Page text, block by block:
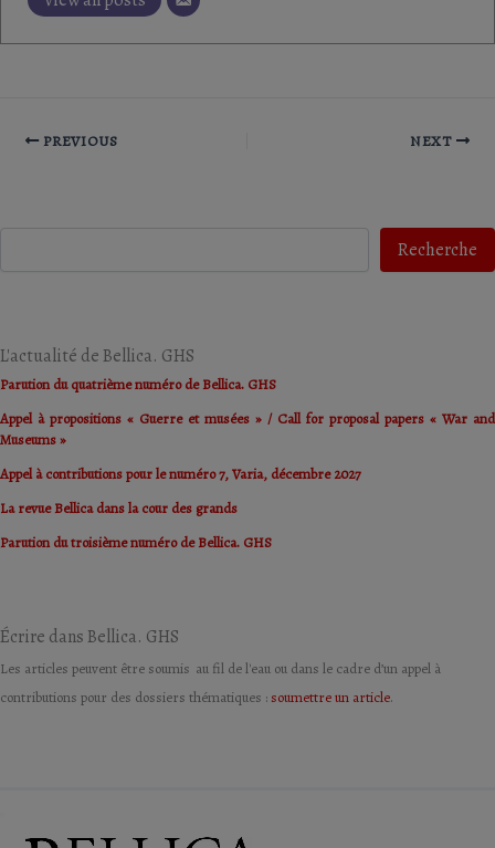
PREVIOUS NEXT
Recherche
L'actualité de Bellica. GHS
Parution du quatrième numéro de Bellica. GHS
Appel à propositions « Guerre et musées » / Call for proposal papers « War and
Museums »
Appel à contributions pour le numéro 7, Varia, décembre 2027
La revue Bellica dans la cour des grands
Parution du troisième numéro de Bellica. GHS
Écrire dans Bellica. GHS
Les articles peuvent être soumis au fil de l'eau ou dans le cadre d’un appel à
contributions pour des dossiers thématiques : soumettre un article.